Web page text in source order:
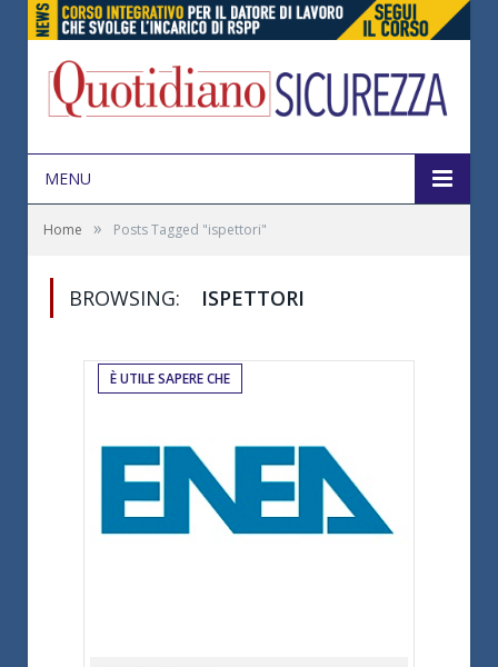
MENU
Home » Posts Tagged "ispettori"
BROWSING: ISPETTORI
È UTILE SAPERE CHE